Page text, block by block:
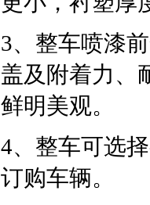
3、 整车喷漆
盖及附着力、
鲜明美观。
4、 整车可选
订购车辆。